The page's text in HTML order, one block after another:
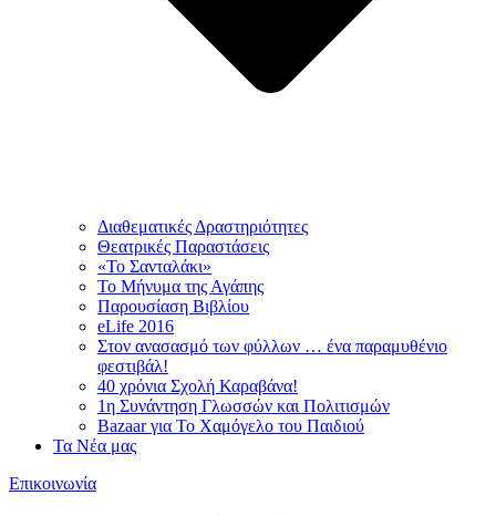
Διαθεματικές Δραστηριότητες
Θεατρικές Παραστάσεις
«Το Σανταλάκι»
Το Mήνυμα της Αγάπης
Παρουσίαση Βιβλίου
eLife 2016
Στον ανασασμό των φύλλων … ένα παραμυθένιο
φεστιβάλ!
40 χρόνια Σχολή Καραβάνα!
1η Συνάντηση Γλωσσών και Πολιτισμών
Bazaar για Το Χαμόγελο του Παιδιού
Τα Νέα μας
Επικοινωνία